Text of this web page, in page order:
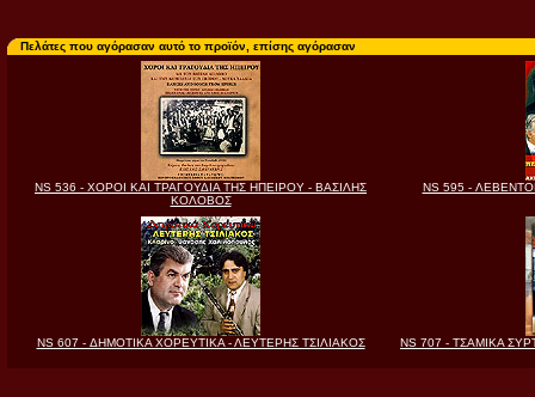
Πελάτες που αγόρασαν αυτό το προϊόν, επίσης αγόρασαν
NS 536 - ΧΟΡΟΙ ΚΑΙ ΤΡΑΓΟΥΔΙΑ ΤΗΣ ΗΠΕΙΡΟΥ - ΒΑΣΙΛΗΣ
ΚΟΛΟΒΟΣ
NS 595 -
NS 607 - ΔΗΜΟΤΙΚΑ ΧΟΡΕΥΤΙΚΑ - ΛΕΥΤΕΡΗΣ ΤΣΙΛΙΑΚΟΣ NS 707 - ΤΣΑΜΙΚΑ